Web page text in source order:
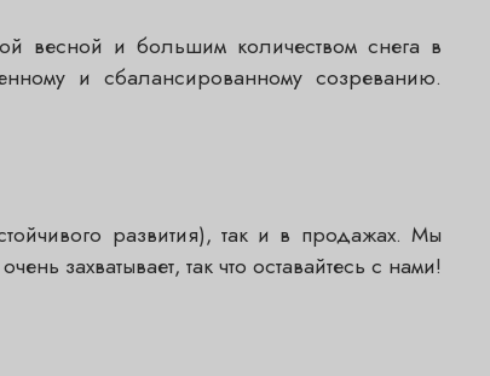
весной и большим количеством снега в
и сбалансированному созреванию.
развития), так и в продажах. Мы
захватывает, так что оставайтесь с нами!